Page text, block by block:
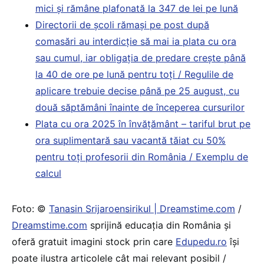
mici și rămâne plafonată la 347 de lei pe lună
Directorii de școli rămași pe post după
comasări au interdicție să mai ia plata cu ora
sau cumul, iar obligația de predare crește până
la 40 de ore pe lună pentru toți / Regulile de
aplicare trebuie decise până pe 25 august, cu
două săptămâni înainte de începerea cursurilor
Plata cu ora 2025 în învățământ – tariful brut pe
ora suplimentară sau vacantă tăiat cu 50%
pentru toți profesorii din România / Exemplu de
calcul
Foto: © Tanasin Srijaroensirikul | Dreamstime.com /
Dreamstime.com sprijină educaţia din România şi
oferă gratuit imagini stock prin care Edupedu.ro îşi
poate ilustra articolele cât mai relevant posibil /